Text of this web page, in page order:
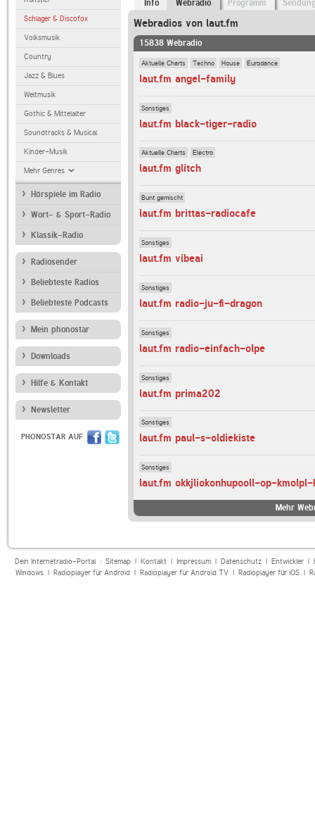
Schlager & Discofox
Volksmusik
Country
Jazz & Blues
Weltmusik
Gothic & Mittelalter
Soundtracks & Musical
Kinder-Musik
Mehr Genres
Hörspiele im Radio
Wort- & Sport-Radio
Klassik-Radio
Radiosender
Beliebteste Radios
Beliebteste Podcasts
Mein phonostar
Downloads
Hilfe & Kontakt
Newsletter
PHONOSTAR AUF
Info Webradio Programm
Webradios von laut.fm
15838 Webradio
Aktuelle Charts Techno House Eurodance
laut.fm angel-family
Sonstiges
laut.fm black-tiger-radio
Aktuelle Charts Electro
laut.fm glitch
Bunt gemischt
laut.fm brittas-radiocafe
Sonstiges
laut.fm vibeai
Sonstiges
laut.fm radio-ju-fi-dragon
Sonstiges
laut.fm radio-einfach-olpe
Sonstiges
laut.fm prima202
Sonstiges
laut.fm paul-s-oldiekiste
Sonstiges
Mehr
Dein Internetradio-Portal : Sitemap| Kontakt| Impressum| Datenschutz| Entwickler|
Windows| Radioplayer für Android| Radioplayer für Android TV| Radioplayer für iOS|